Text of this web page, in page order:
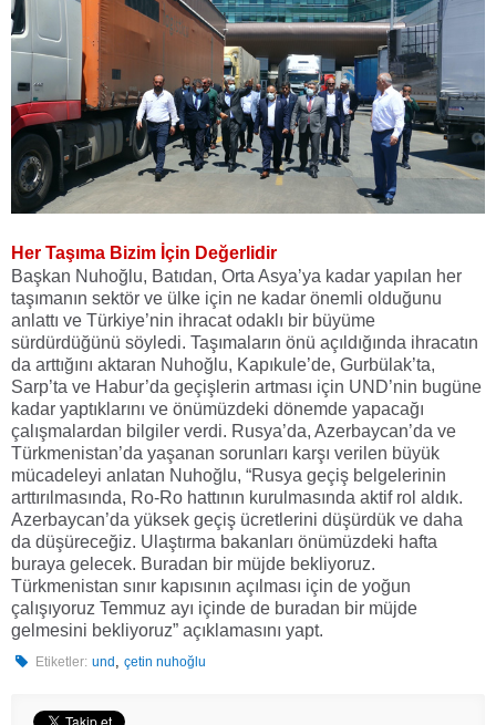
Her Taşıma Bizim İçin Değerlidir
Başkan Nuhoğlu, Batıdan, Orta Asya’ya kadar yapılan her
taşımanın sektör ve ülke için ne kadar önemli olduğunu
anlattı ve Türkiye’nin ihracat odaklı bir büyüme
sürdürdüğünü söyledi. Taşımaların önü açıldığında ihracatın
da arttığını aktaran Nuhoğlu, Kapıkule’de, Gurbülak’ta,
Sarp’ta ve Habur’da geçişlerin artması için UND’nin bugüne
kadar yaptıklarını ve önümüzdeki dönemde yapacağı
çalışmalardan bilgiler verdi. Rusya’da, Azerbaycan’da ve
Türkmenistan’da yaşanan sorunları karşı verilen büyük
mücadeleyi anlatan Nuhoğlu, “Rusya geçiş belgelerinin
arttırılmasında, Ro-Ro hattının kurulmasında aktif rol aldık.
Azerbaycan’da yüksek geçiş ücretlerini düşürdük ve daha
da düşüreceğiz. Ulaştırma bakanları önümüzdeki hafta
buraya gelecek. Buradan bir müjde bekliyoruz.
Türkmenistan sınır kapısının açılması için de yoğun
çalışıyoruz Temmuz ayı içinde de buradan bir müjde
gelmesini bekliyoruz” açıklamasını yapt.
Etiketler: und ,çetin nuhoğlu